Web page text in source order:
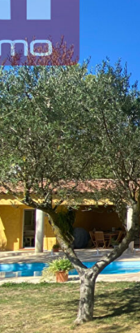
- Tous droits réservés